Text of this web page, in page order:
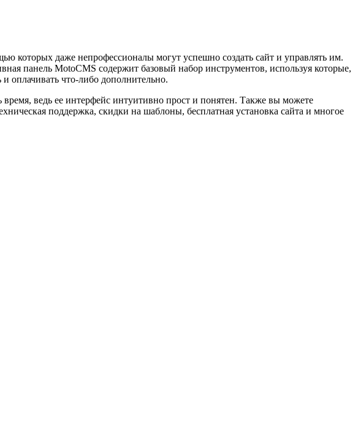
которых даже непрофессионалы могут успешно создать сайт и управлять им.
панель MotoCMS содержит базовый набор инструментов, используя которые,
оплачивать что-либо дополнительно.
ведь ее интерфейс интуитивно прост и понятен. Также вы можете
поддержка, скидки на шаблоны, бесплатная установка сайта и многое